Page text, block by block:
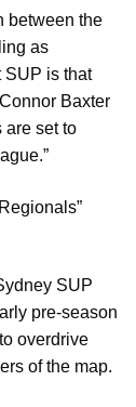
between the
as
SUP is that
Baxter
are set to
SUP
pre-season
overdrive
of the map.